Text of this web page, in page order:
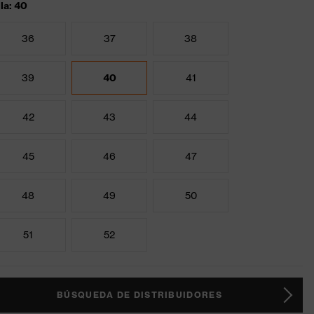
40
36 37 38
39 40 41
42 43 44
45 46 47
48 49 50
51 52
BÚSQUEDA DE DISTRIBUIDORES